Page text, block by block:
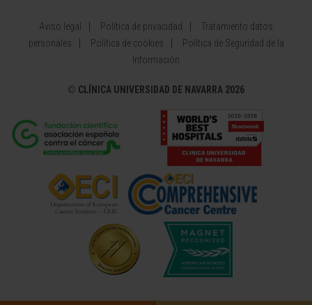
Aviso legal Política de privacidad
Tratamiento datos
personales
Política de cookies
Política de Seguridad de la
Información
© CLÍNICA UNIVERSIDAD DE NAVARRA 2026